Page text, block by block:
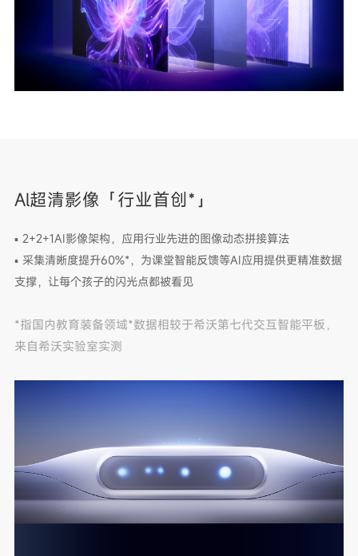
Al超清影像「行业首创*」
▪ 2+2+1AI影像架构，应用行业先进的图像动态拼接算法
▪ 采集清晰度提升60%*，为课堂智能反馈等AI应用提供更精准数据
支撑，让每个孩子的闪光点都被看见
*指国内教育装备领域*数据相较于希沃第七代交互智能平板，
来自希沃实验室实测